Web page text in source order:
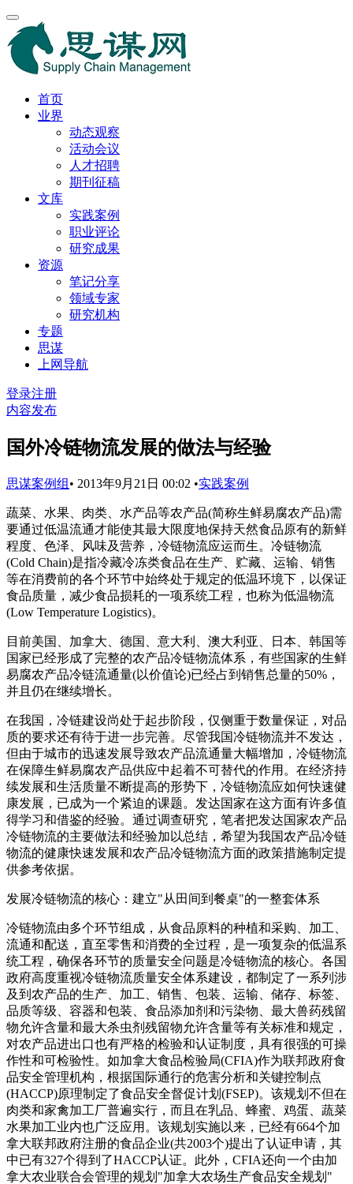
首页
业界
动态观察
活动会议
人才招聘
期刊征稿
文库
实践案例
职业评论
研究成果
资源
笔记分享
领域专家
研究机构
专题
思谋
上网导航
登录注册
内容发布
国外冷链物流发展的做法与经验
思谋案例组 • 2013年9月21日 00:02 •实践案例
蔬菜、水果、肉类、水产品等农产品(简称生鲜易腐农产品)需
要通过低温流通才能使其最大限度地保持天然食品原有的新鲜
程度、色泽、风味及营养，冷链物流应运而生。冷链物流
(Cold Chain)是指冷藏冷冻类食品在生产、贮藏、运输、销售
等在消费前的各个环节中始终处于规定的低温环境下，以保证
食品质量，减少食品损耗的一项系统工程，也称为低温物流
(Low Temperature Logistics)。
目前美国、加拿大、德国、意大利、澳大利亚、日本、韩国等
国家已经形成了完整的农产品冷链物流体系，有些国家的生鲜
易腐农产品冷链流通量(以价值论)已经占到销售总量的50%，
并且仍在继续增长。
在我国，冷链建设尚处于起步阶段，仅侧重于数量保证，对品
质的要求还有待于进一步完善。尽管我国冷链物流并不发达，
但由于城市的迅速发展导致农产品流通量大幅增加，冷链物流
在保障生鲜易腐农产品供应中起着不可替代的作用。在经济持
续发展和生活质量不断提高的形势下，冷链物流应如何快速健
康发展，已成为一个紧迫的课题。发达国家在这方面有许多值
得学习和借鉴的经验。通过调查研究，笔者把发达国家农产品
冷链物流的主要做法和经验加以总结，希望为我国农产品冷链
物流的健康快速发展和农产品冷链物流方面的政策措施制定提
供参考依据。
发展冷链物流的核心：建立"从田间到餐桌"的一整套体系
冷链物流由多个环节组成，从食品原料的种植和采购、加工、
流通和配送，直至零售和消费的全过程，是一项复杂的低温系
统工程，确保各环节的质量安全问题是冷链物流的核心。各国
政府高度重视冷链物流质量安全体系建设，都制定了一系列涉
及到农产品的生产、加工、销售、包装、运输、储存、标签、
品质等级、容器和包装、食品添加剂和污染物、最大兽药残留
物允许含量和最大杀虫剂残留物允许含量等有关标准和规定，
对农产品进出口也有严格的检验和认证制度，具有很强的可操
作性和可检验性。如加拿大食品检验局(CFIA)作为联邦政府食
品安全管理机构，根据国际通行的危害分析和关键控制点
(HACCP)原理制定了食品安全督促计划(FSEP)。该规划不但在
肉类和家禽加工厂普遍实行，而且在乳品、蜂蜜、鸡蛋、蔬菜
水果加工业内也广泛应用。该规划实施以来，已经有664个加
拿大联邦政府注册的食品企业(共2003个)提出了认证申请，其
中已有327个得到了HACCP认证。此外，CFIA还向一个由加
拿大农业联合会管理的规划"加拿大农场生产食品安全规划"